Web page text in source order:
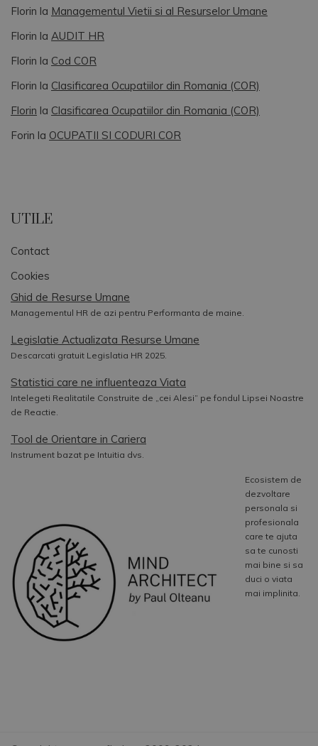
Florin la Managementul Vietii si al Resurselor Umane
Florin la AUDIT HR
Florin la Cod COR
Florin la Clasificarea Ocupatiilor din Romania (COR)
Florin la Clasificarea Ocupatiilor din Romania (COR)
Forin la OCUPATII SI CODURI COR
UTILE
Contact
Cookies
Ghid de Resurse Umane
Managementul HR de azi pentru Performanta de maine.
Legislatie Actualizata Resurse Umane
Descarcati gratuit Legislatia HR 2025.
Statistici care ne influenteaza Viata
Intelegeti Realitatile Construite de „cei Alesi” pe fondul Lipsei Noastre
de Reactie.
Tool de Orientare in Cariera
Instrument bazat pe Intuitia dvs.
Ecosistem de
dezvoltare
personala si
profesionala
care te ajuta
sa te cunosti
mai bine si sa
duci o viata
mai implinita.